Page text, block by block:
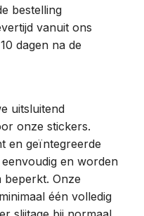
bestelling
vanuit ons
dagen na de
uitsluitend
onze stickers.
en geïntegreerde
en worden
beperkt. Onze
één volledig